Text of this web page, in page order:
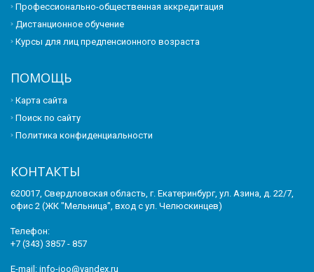
Профессионально-общественная аккредитация
Дистанционное обучение
Курсы для лиц предпенсионного возраста
ПОМОЩЬ
Карта сайта
Поиск по сайту
Политика конфиденциальности
КОНТАКТЫ
620017, Свердловская область, г. Екатеринбург, ул. Азина, д. 22/7,
офис 2 (ЖК "Мельница", вход с ул. Челюскинцев)
Телефон:
+7 (343) 3857 - 857
E-mail: info-ioo@yandex.ru